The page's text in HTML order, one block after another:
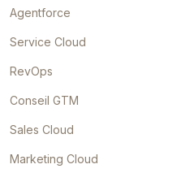
Agentforce
Service Cloud
RevOps
Conseil GTM
Sales Cloud
Marketing Cloud